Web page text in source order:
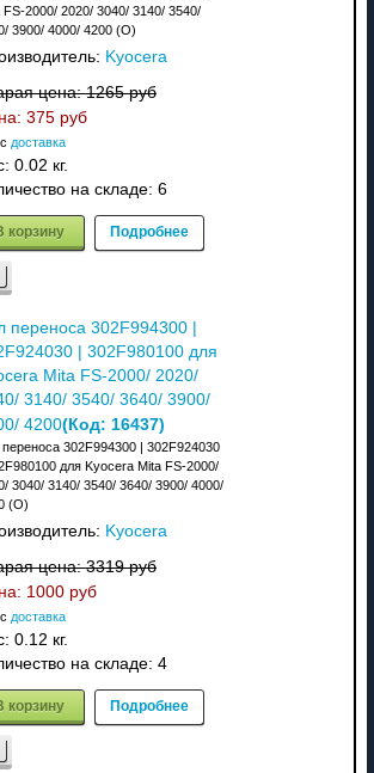
FS-2000/ 2020/ 3040/ 3140/ 3540/
3900/ 4000/ 4200 (О)
Kyocera
цена:1265 руб
375 руб
доставка
0.02 кг.
на складе: 6
корзину Подробнее
переноса 302F994300 |
| 302F980100 для
Mita FS-2000/ 2020/
3140/ 3540/ 3640/ 3900/
4200(Код: 16437)
302F994300 | 302F924030
для Kyocera Mita FS-2000/
3040/ 3140/ 3540/ 3640/ 3900/ 4000/
(О)
Kyocera
цена:3319 руб
1000 руб
доставка
0.12 кг.
на складе: 4
корзину Подробнее